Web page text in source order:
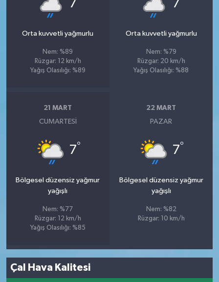
7
Orta kuvvetli yağmurlu
Nem: %89
Rüzgar: 12 km/h
Yağış Olasılığı: %89
7
Orta kuvvetli yağmurlu
Nem: %79
Rüzgar: 20 km/h
Yağış Olasılığı: %88
21 MART
CUMARTESI
7°
Bölgesel düzensiz yağmur
yağışlı
Nem: %77
Rüzgar: 12 km/h
Yağış Olasılığı: %85
22 MART
PAZAR
7°
Bölgesel düzensiz yağmur
yağışlı
Nem: %82
Rüzgar: 10 km/h
Çal Hava Kalitesi